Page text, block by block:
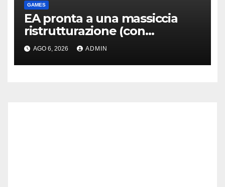
GAMES
EA pronta a una massiccia
ristrutturazione (con
licenziamenti) dopo l’addio
alla Borsa?
AGO 6, 2026 ADMIN